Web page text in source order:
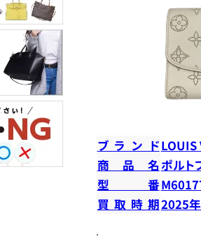
ブランドLOUIS
商品名ポルト
型番
買取時期2025